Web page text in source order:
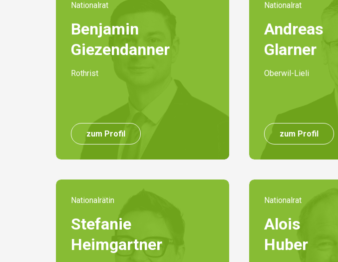
Nationalrat
Benjamin
Giezendanner
Rothrist
zum Profil
Nationalrat
Andreas
Glarner
Oberwil-Lieli
zum Profil
Nationalrätin
Stefanie
Heimgartner
Nationalrat
Alois
Huber